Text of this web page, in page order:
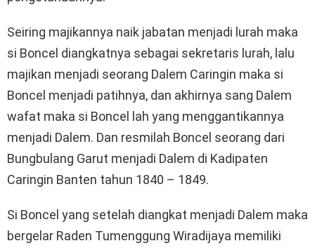
Seiring majikannya naik jabatan menjadi lurah maka
si Boncel diangkatnya sebagai sekretaris lurah, lalu
majikan menjadi seorang Dalem Caringin maka si
Boncel menjadi patihnya, dan akhirnya sang Dalem
wafat maka si Boncel lah yang menggantikannya
menjadi Dalem. Dan resmilah Boncel seorang dari
Bungbulang Garut menjadi Dalem di Kadipaten
Caringin Banten tahun 1840 – 1849.
Si Boncel yang setelah diangkat menjadi Dalem maka
bergelar Raden Tumenggung Wiradijaya memiliki